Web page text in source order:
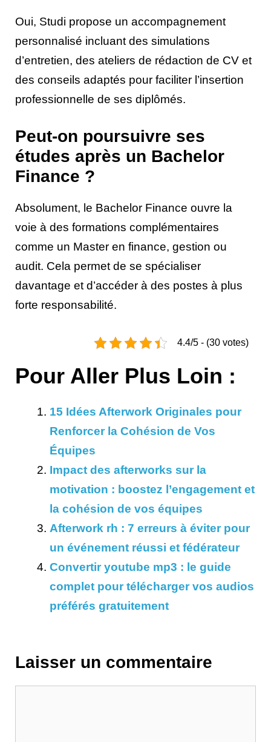
Oui, Studi propose un accompagnement
personnalisé incluant des simulations
d’entretien, des ateliers de rédaction de CV et
des conseils adaptés pour faciliter l’insertion
professionnelle de ses diplômés.
Peut-on poursuivre ses
études après un Bachelor
Finance ?
Absolument, le Bachelor Finance ouvre la
voie à des formations complémentaires
comme un Master en finance, gestion ou
audit. Cela permet de se spécialiser
davantage et d’accéder à des postes à plus
forte responsabilité.
4.4/5 - (30 votes)
Pour Aller Plus Loin :
15 Idées Afterwork Originales pour
Renforcer la Cohésion de Vos
Équipes
Impact des afterworks sur la
motivation : boostez l’engagement et
la cohésion de vos équipes
Afterwork rh : 7 erreurs à éviter pour
un événement réussi et fédérateur
Convertir youtube mp3 : le guide
complet pour télécharger vos audios
préférés gratuitement
Laisser un commentaire